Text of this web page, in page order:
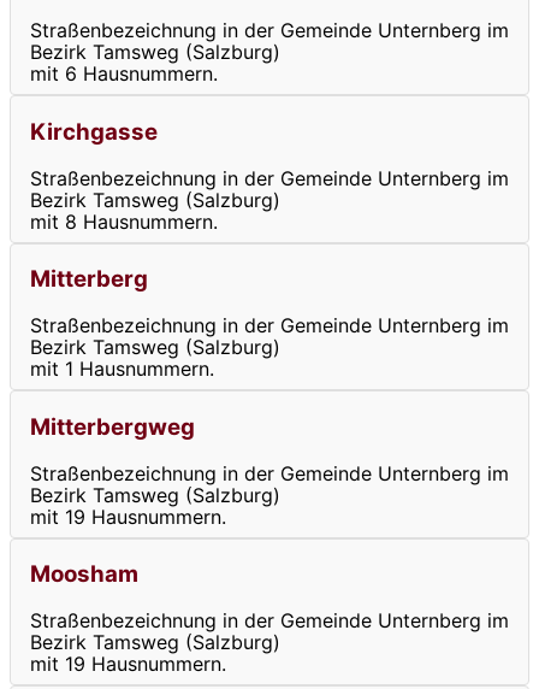
Straßenbezeichnung in der Gemeinde Unternberg im
Bezirk Tamsweg (Salzburg)
mit 6 Hausnummern.
Kirchgasse
Straßenbezeichnung in der Gemeinde Unternberg im
Bezirk Tamsweg (Salzburg)
mit 8 Hausnummern.
Mitterberg
Straßenbezeichnung in der Gemeinde Unternberg im
Bezirk Tamsweg (Salzburg)
mit 1 Hausnummern.
Mitterbergweg
Straßenbezeichnung in der Gemeinde Unternberg im
Bezirk Tamsweg (Salzburg)
mit 19 Hausnummern.
Moosham
Straßenbezeichnung in der Gemeinde Unternberg im
Bezirk Tamsweg (Salzburg)
mit 19 Hausnummern.